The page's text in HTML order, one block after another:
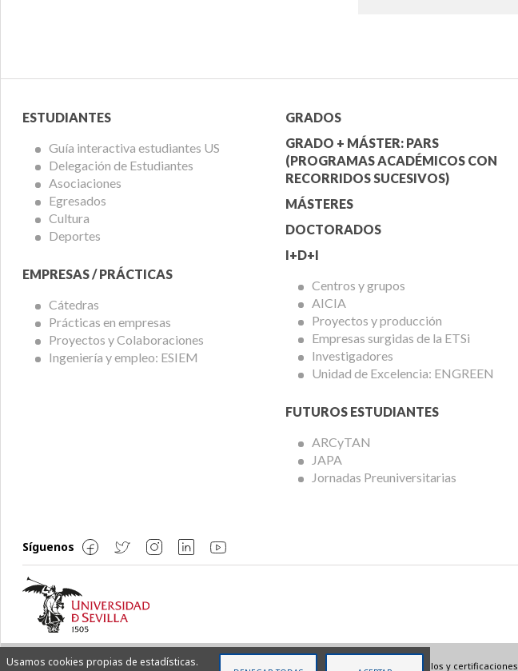
Usamos cookies propias de estadísticas.
Menú
Alumnos
ESTUDIANTES
Guía interactiva estudiantes US
Delegación de Estudiantes
Asociaciones
Egresados
Cultura
Deportes
EMPRESAS / PRÁCTICAS
Cátedras
Prácticas en empresas
Proyectos y Colaboraciones
Ingeniería y empleo: ESIEM
Menú
Oferta
Académica
GRADOS
GRADO + MÁSTER: PARS
(PROGRAMAS ACADÉMICOS CON
RECORRIDOS SUCESIVOS)
MÁSTERES
DOCTORADOS
I+D+I
Centros y grupos
AICIA
Proyectos y producción
Empresas surgidas de la ETSi
Investigadores
Unidad de Excelencia: ENGREEN
FUTUROS ESTUDIANTES
ARCyTAN
JAPA
Jornadas Preuniversitarias
Síguenos
© Copyright 2022 ETSi - Todos los derechos reservados Sellos y certificaciones